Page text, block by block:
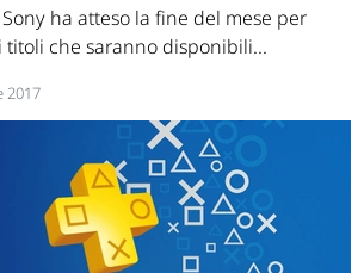
ha atteso la fine del mese per
che saranno disponibili...
2017